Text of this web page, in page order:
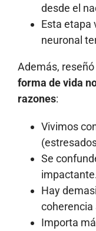
desde el
Esta etapa
neuronal
Además,
forma de vida
razones:
Vivimos
Se
Hay
coherencia
Importa